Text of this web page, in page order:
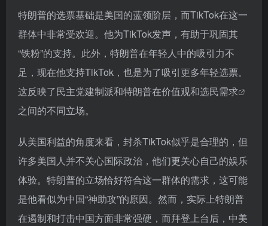
特朗普的选票基础是美国的蓝领阶层，而TikTok在这一
群体中非常受欢迎。他为TikTok发声，有助于巩固其
“铁粉”的支持。此外，特朗普在年轻人中的吸引力不
足，现在他支持TikTok，也是为了吸引更多年轻选票。
这反映了民主党建制派和特朗普在价值观和选民需求
之间的不同立场。
从美国利益的角度来看，封杀TikTok似乎是合理的，但
许多美国人并不关心国际政治，他们更关心自己的娱乐
体验。特朗普的立场恰好符合这一群体的需求，这可能
是他看似为中国“神助攻”的原因。然而，实际上特朗普
在遏制和打击中国方面非常强硬，而拜登上台后， 中美